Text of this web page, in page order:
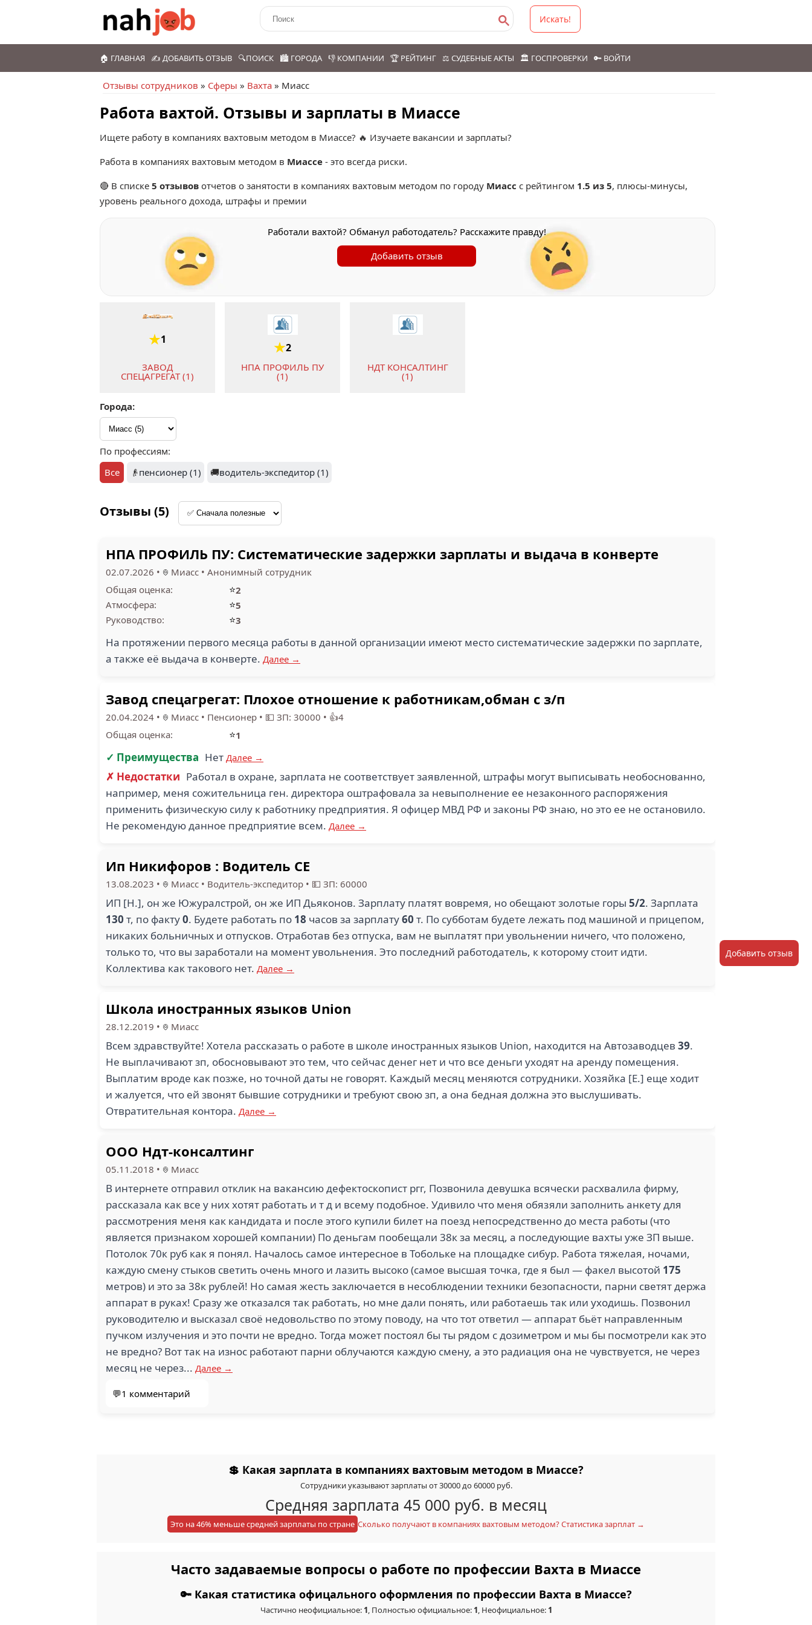
Искать!
🏠 ГЛАВНАЯ ✍️ ДОБАВИТЬ ОТЗЫВ 🔍ПОИСК 🏙️ ГОРОДА 👎 КОМПАНИИ 🏆 РЕЙТИНГ ⚖️ СУДЕБНЫЕ АКТЫ 🏛️ ГОСПРОВЕРКИ 🔑 ВОЙТИ
Отзывы сотрудников » Сферы » Вахта » Миасс
Работа вахтой. Отзывы и зарплаты в Миассе
Ищете работу в компаниях вахтовым методом в Миассе? 🔥 Изучаете вакансии и зарплаты?
Работа в компаниях вахтовым методом в Миассе - это всегда риски.
🔴 В списке 5 отзывов отчетов о занятости в компаниях вахтовым методом по городу Миасс с рейтингом 1.5 из 5, плюсы-минусы,
уровень реального дохода, штрафы и премии
Работали вахтой? Обманул работодатель? Расскажите правду!
Добавить отзыв
1
ЗАВОД
СПЕЦАГРЕГАТ (1)
2
НПА ПРОФИЛЬ ПУ
(1)
НДТ КОНСАЛТИНГ
(1)
Города:
По профессиям:
Все
👴пенсионер (1) 🚚водитель-экспедитор (1)
Отзывы (5)
НПА ПРОФИЛЬ ПУ: Систематические задержки зарплаты и выдача в конверте
02.07.2026 • Миасс • Анонимный сотрудник
Общая оценка:
⭐2
Атмосфера:
⭐5
Руководство:
⭐3
На протяжении первого месяца работы в данной организации имеют место систематические задержки по зарплате,
а также её выдача в конверте. Далее →
Завод спецагрегат: Плохое отношение к работникам,обман с з/п
20.04.2024 • Миасс • Пенсионер • 💵 ЗП: 30000 • 👍4
Общая оценка:
⭐1
✓ Преимущества Нет Далее →
✗ Недостатки Работал в охране, зарплата не соответствует заявленной, штрафы могут выписывать необоснованно,
например, меня сожительница ген. директора оштрафовала за невыполнение ее незаконного распоряжения
применить физическую силу к работнику предприятия. Я офицер МВД РФ и законы РФ знаю, но это ее не остановило.
Не рекомендую данное предприятие всем. Далее →
Ип Никифоров : Водитель СЕ
13.08.2023 • Миасс • Водитель-экспедитор • 💵 ЗП: 60000
ИП [Н.], он же Южуралстрой, он же ИП Дьяконов. Зарплату платят вовремя, но обещают золотые горы 5/2. Зарплата
130 т, по факту0. Будете работать по 18 часов за зарплату60 т. По субботам будете лежать под машиной и прицепом,
никаких больничных и отпусков. Отработав без отпуска, вам не выплатят при увольнении ничего, что положено,
только то, что вы заработали на момент увольнения. Это последний работодатель, к которому стоит идти.
Коллектива как такового нет. Далее →
Школа иностранных языков Union
28.12.2019 • Миасс
Всем здравствуйте! Хотела рассказать о работе в школе иностранных языков Union, находится на Автозаводцев 39.
Не выплачивают зп, обосновывают это тем, что сейчас денег нет и что все деньги уходят на аренду помещения.
Выплатим вроде как позже, но точной даты не говорят. Каждый месяц меняются сотрудники. Хозяйка [Е.] еще ходит
и жалуется, что ей звонят бывшие сотрудники и требуют свою зп, а она бедная должна это выслушивать.
Отвратительная контора. Далее →
ООО Ндт-консалтинг
05.11.2018 • Миасс
В интернете отправил отклик на вакансию дефектоскопист ргг, Позвонила девушка всячески расхвалила фирму,
рассказала как все у них хотят работать и т д и всему подобное. Удивило что меня обязяли заполнить анкету для
рассмотрения меня как кандидата и после этого купили билет на поезд непосредственно до места работы (что
является признаком хорошей компании) По деньгам пообещали 38к за месяц, а последующие вахты уже ЗП выше.
Потолок 70к руб как я понял. Началось самое интересное в Тобольке на площадке сибур. Работа тяжелая, ночами,
каждую смену стыков светить очень много и лазить высоко (самое высшая точка, где я был — факел высотой 175
метров) и это за 38к рублей! Но самая жесть заключается в несоблюдении техники безопасности, парни светят держа
аппарат в руках! Сразу же отказался так работать, но мне дали понять, или работаешь так или уходишь. Позвонил
руководителю и высказал своё недовольство по этому поводу, на что тот ответил — аппарат бьёт направленным
пучком излучения и это почти не вредно. Тогда может постоял бы ты рядом с дозиметром и мы бы посмотрели как это
не вредно? Вот так на износ работают парни облучаются каждую смену, а это радиация она не чувствуется, не через
месяц не через... Далее →
💬1 комментарий
💲 Какая зарплата в компаниях вахтовым методом в Миассе?
Сотрудники указывают зарплаты от 30000 до 60000 руб.
Средняя зарплата 45 000 руб. в месяц
Это на 46% меньше средней зарплаты по стране Сколько получают в компаниях вахтовым методом? Статистика зарплат →
Часто задаваемые вопросы о работе по профессии Вахта в Миассе
🔑 Какая статистика офицального оформления по профессии Вахта в Миассе?
Частично неофициальное: 1, Полностью официальное: 1, Неофициальное: 1
Добавить отзыв